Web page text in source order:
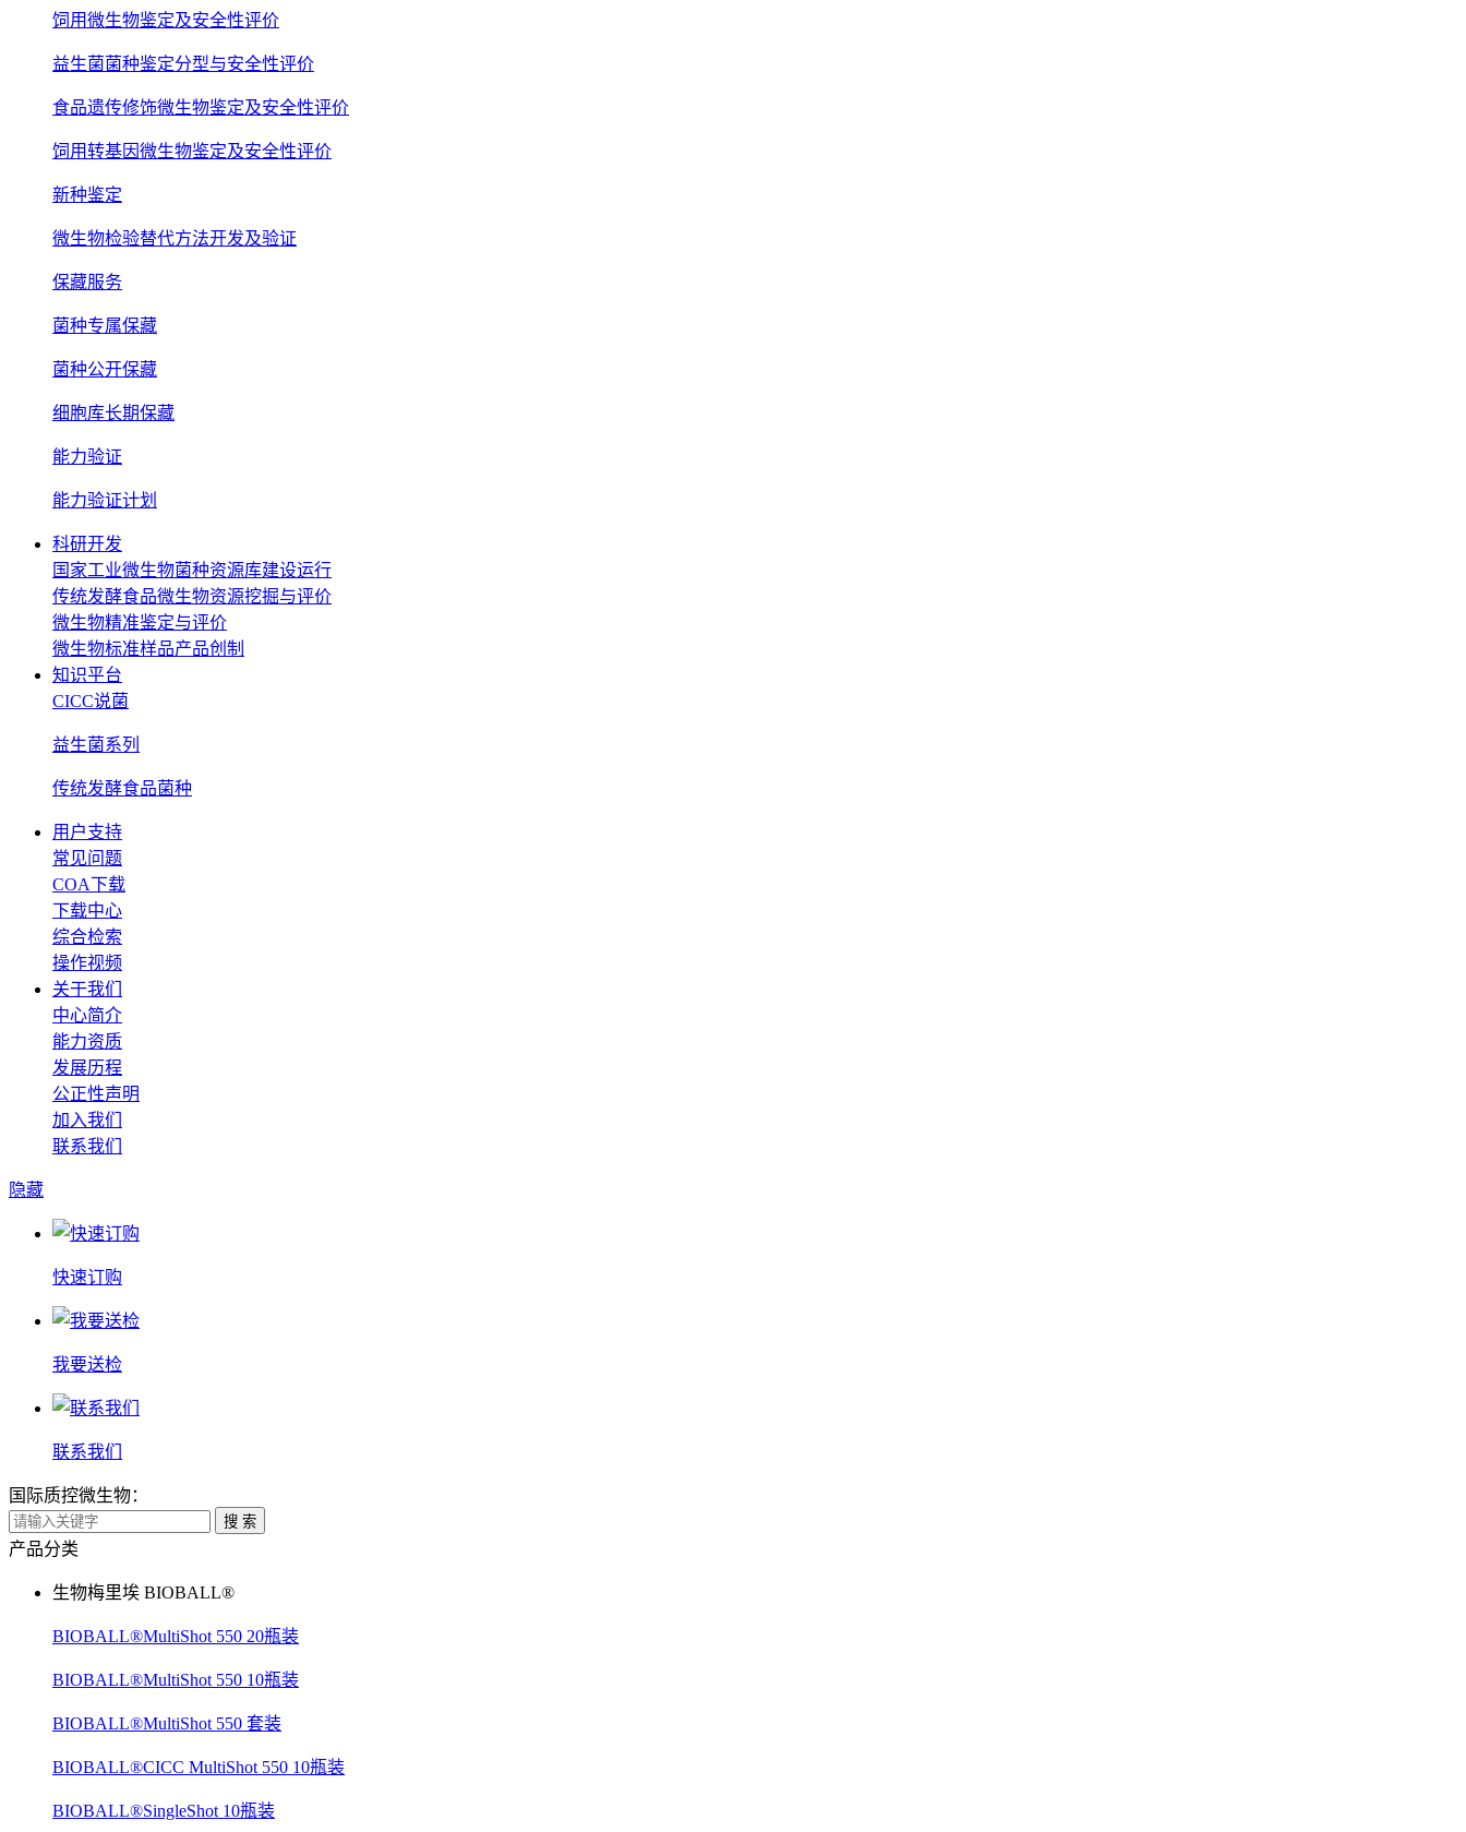
饲用微生物鉴定及安全性评价
益生菌菌种鉴定分型与安全性评价
食品遗传修饰微生物鉴定及安全性评价
饲用转基因微生物鉴定及安全性评价
新种鉴定
微生物检验替代方法开发及验证
保藏服务
菌种专属保藏
菌种公开保藏
细胞库长期保藏
能力验证
能力验证计划
科研开发
国家工业微生物菌种资源库建设运行
传统发酵食品微生物资源挖掘与评价
微生物精准鉴定与评价
微生物标准样品产品创制
知识平台
CICC说菌
益生菌系列
传统发酵食品菌种
用户支持
常见问题
COA下载
下载中心
综合检索
操作视频
关于我们
中心简介
能力资质
发展历程
公正性声明
加入我们
联系我们
隐藏
快速订购
我要送检
联系我们
国际质控微生物：
搜 索
产品分类
生物梅里埃 BIOBALL®
BIOBALL®MultiShot 550 20瓶装
BIOBALL®MultiShot 550 10瓶装
BIOBALL®MultiShot 550 套装
BIOBALL®CICC MultiShot 550 10瓶装
BIOBALL®SingleShot 10瓶装